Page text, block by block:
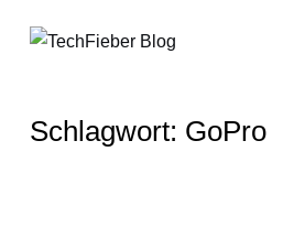
Schlagwort: GoPro